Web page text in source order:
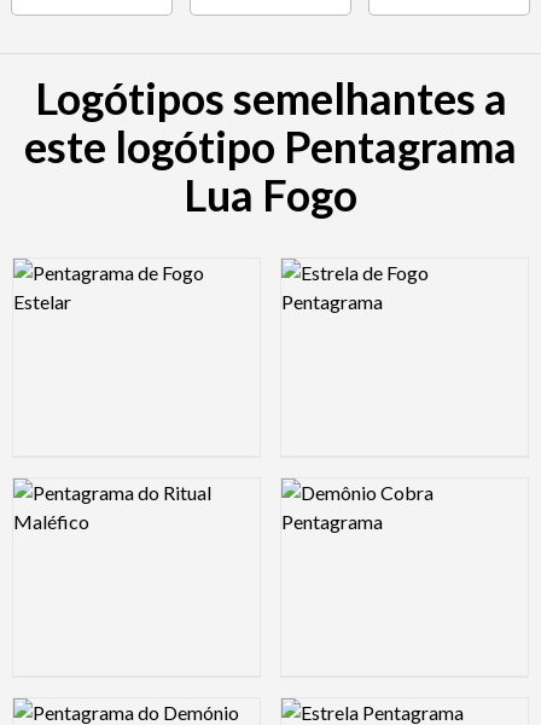
Logótipos semelhantes a
este logótipo Pentagrama
Lua Fogo
Logo Preview Image Logo Preview Image
Logo Preview Image Logo Preview Image
Logo Preview Image Logo Preview Image